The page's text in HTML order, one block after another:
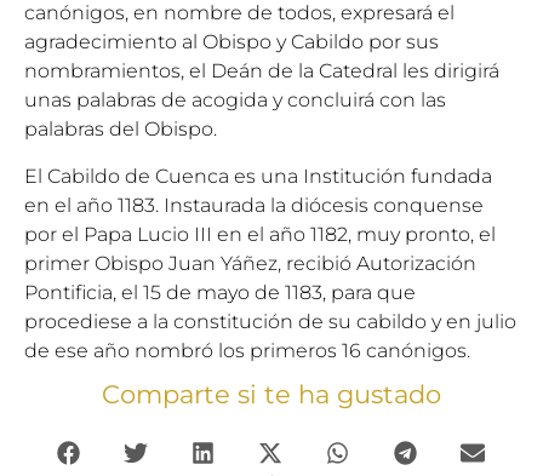
canónigos, en nombre de todos, expresará el
agradecimiento al Obispo y Cabildo por sus
nombramientos, el Deán de la Catedral les dirigirá
unas palabras de acogida y concluirá con las
palabras del Obispo.
El Cabildo de Cuenca es una Institución fundada
en el año 1183. Instaurada la diócesis conquense
por el Papa Lucio III en el año 1182, muy pronto, el
primer Obispo Juan Yáñez, recibió Autorización
Pontificia, el 15 de mayo de 1183, para que
procediese a la constitución de su cabildo y en julio
de ese año nombró los primeros 16 canónigos.
Comparte si te ha gustado